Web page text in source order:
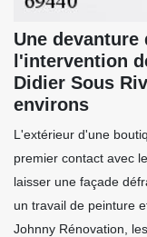
Une
l'intervention
Didier Sous
environs
L'extérieur d'une
premier contact avec
laisser une façade
un travail de peinture
Johnny Rénovation,